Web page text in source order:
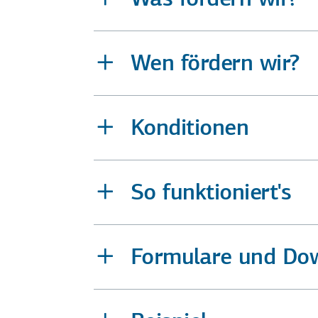
Wen fördern wir?
Konditionen
So funktioniert's
Formulare und